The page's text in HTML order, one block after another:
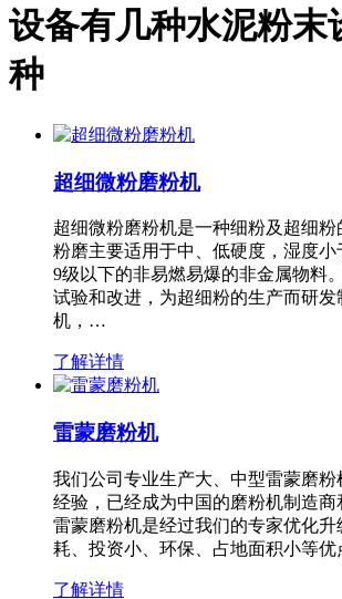
设备有几种水泥粉末
种
超细微粉磨粉机
超细微粉磨粉机是一种细粉及超细
粉磨主要适用于中、低硬度，湿度小
9级以下的非易燃易爆的非金属物料
试验和改进，为超细粉的生产而研
机，…
了解详情
雷蒙磨粉机
我们公司专业生产大、中型雷蒙磨粉
经验，已经成为中国的磨粉机制造商
雷蒙磨粉机是经过我们的专家优化升
耗、投资小、环保、占地面积小等
了解详情